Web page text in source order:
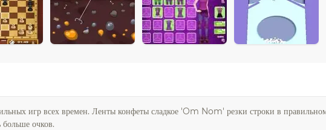
игр всех времен. Ленты конфеты сладкое 'Om Nom' резки строки в
очков.